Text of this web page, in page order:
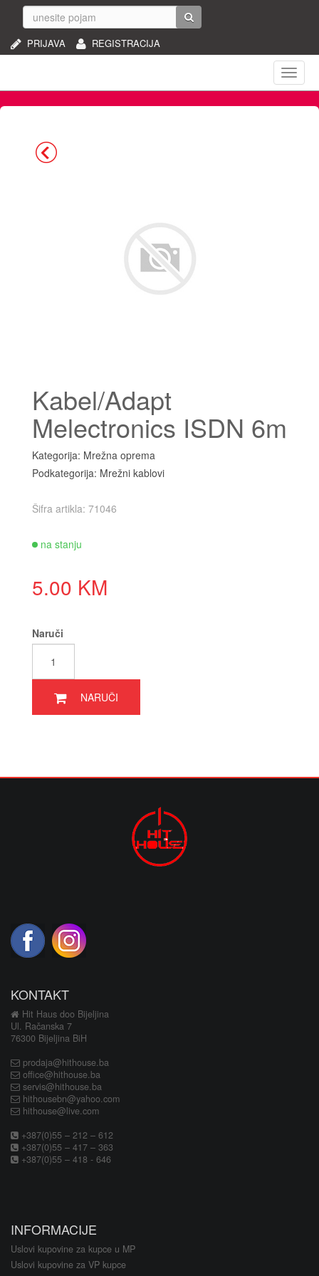
REGISTRACIJA
PRIJAVA
Kabel/Adapt
Melectronics ISDN 6m
Kategorija: Mrežna oprema
Podkategorija: Mrežni kablovi
Šifra artikla: 71046
na stanju
5.00 KM
Naruči
NARUČI
KONTAKT
Hit Haus doo Bijeljina
Ul. Račanska 7
76300 Bijeljina BiH
prodaja@hithouse.ba
office@hithouse.ba
servis@hithouse.ba
hithousebn@yahoo.com
hithouse@live.com
+387(0)55 – 212 – 612
+387(0)55 – 417 – 363
+387(0)55 – 418 - 646
INFORMACIJE
Uslovi kupovine za kupce u MP
Uslovi kupovine za VP kupce